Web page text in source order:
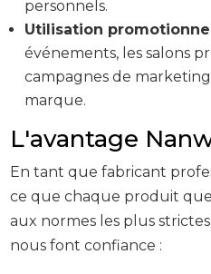
personnels.
Utilisation
événements, les salons
campagnes de
marque.
L'avantage
En tant que fabricant
ce que chaque produit
aux normes les plus
nous font confiance :